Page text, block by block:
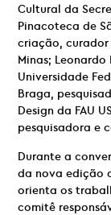
Cultural da
Pinacoteca de
criação, curador
Minas;
Universidade
Braga,
Design da FAU
pesquisadora e
Durante a
da nova edição
orienta os
comitê